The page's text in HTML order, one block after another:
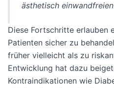
ästhetisch
Diese Fortschritte erlauben
Patienten sicher zu
früher vielleicht als zu
Entwicklung hat dazu
Kontraindikationen wie